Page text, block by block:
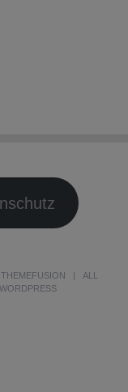
THEMEFUSION | ALL
WORDPRESS